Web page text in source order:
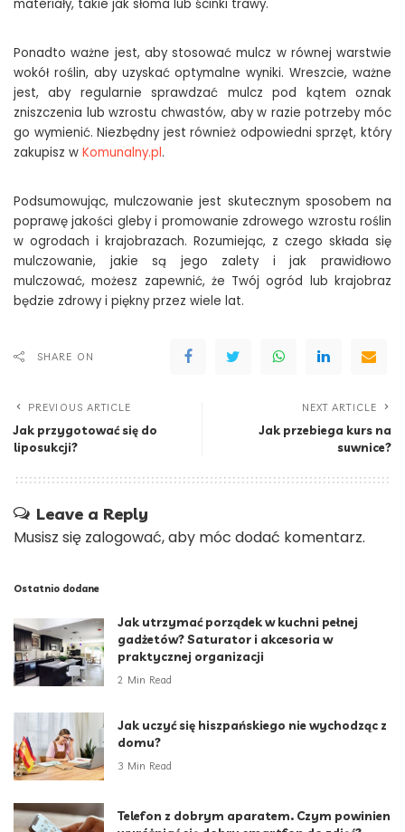
materiały, takie jak słoma lub ścinki trawy.
Ponadto ważne jest, aby stosować mulcz w równej warstwie
wokół roślin, aby uzyskać optymalne wyniki. Wreszcie, ważne
jest, aby regularnie sprawdzać mulcz pod kątem oznak
zniszczenia lub wzrostu chwastów, aby w razie potrzeby móc
go wymienić. Niezbędny jest również odpowiedni sprzęt, który
zakupisz w Komunalny.pl.
Podsumowując, mulczowanie jest skutecznym sposobem na
poprawę jakości gleby i promowanie zdrowego wzrostu roślin
w ogrodach i krajobrazach. Rozumiejąc, z czego składa się
mulczowanie, jakie są jego zalety i jak prawidłowo
mulczować, możesz zapewnić, że Twój ogród lub krajobraz
będzie zdrowy i piękny przez wiele lat.
SHARE ON
PREVIOUS ARTICLE
Jak przygotować się do
liposukcji?
NEXT ARTICLE
Jak przebiega kurs na
suwnice?
Leave a Reply
Musisz się zalogować, aby móc dodać komentarz.
Ostatnio dodane
Jak utrzymać porządek w kuchni pełnej
gadżetów? Saturator i akcesoria w
praktycznej organizacji
2 Min Read
Jak uczyć się hiszpańskiego nie wychodząc z
domu?
3 Min Read
Telefon z dobrym aparatem. Czym powinien